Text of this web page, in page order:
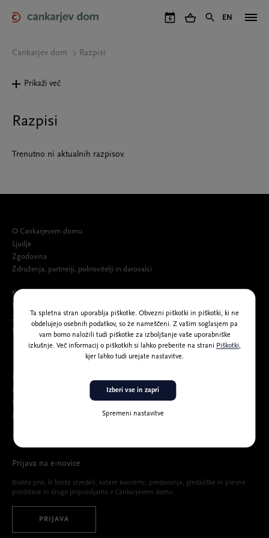
main
6 EN
Cankarjev dom Razpisi
Razpisi
Trenutno ni aktualnih razpisov.
Prikaži več
O Cankarjevem domu
Ljudje
Zgodovina
Združenja, partnerji, pokrovitelji in darovalci
Katalog informacij javnega značaja
Zaščita prijaviteljev
Dostop osebam s posebnimi potrebami
Izjava o dostopnosti spletnih vsebin CD
Prijava na e-novice
Bodite prvi, ki boste izvedeli, katere koncerte, predavanja, gledališke in plesne
predstave in drugo pripravljamo v Cankarjevem domu.
PRIJAVA
Ta spletna stran uporablja piškotke. Obvezni piškotki in piškotki, ki ne
obdelujejo osebnih podatkov, so že nameščeni. Z vašim soglasjem pa
vam bomo naložili tudi piškotke za izboljšanje vaše uporabniške
izkušnje. Več informacij o piškotkih si lahko preberite na strani Piškotki,
kjer lahko tudi urejate nastavitve.
Spremeni nastavitve
Izberi vse in zapri